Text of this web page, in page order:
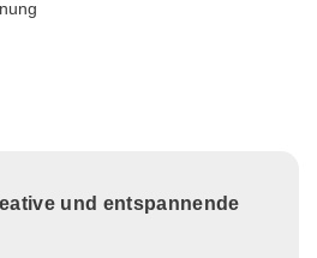
und entspannende